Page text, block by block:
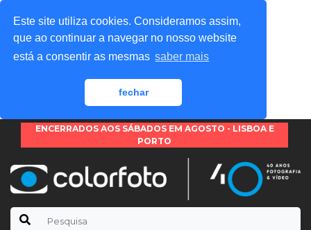
Este site utiliza cookies. Consideramos assim,
que ao continuar a navegar no nosso website
está a consentir as mesmas saber mais
fechar
ENCERRADOS AOS SÁBADOS EM AGOSTO - LISBOA E
PORTO